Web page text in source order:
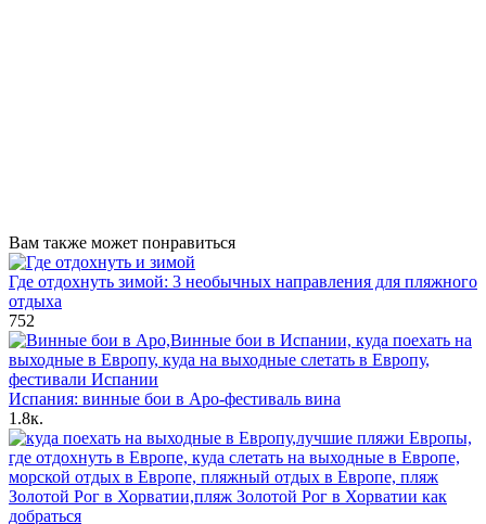
Вам также может понравиться
Где отдохнуть зимой: 3 необычных направления для пляжного
отдыха
752
Испания: винные бои в Аро-фестиваль вина
1.8к.